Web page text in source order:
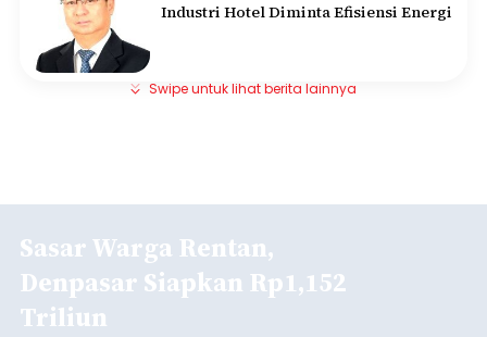
Industri Hotel Diminta Efisiensi Energi
Swipe untuk lihat berita lainnya
Sasar Warga Rentan,
Denpasar Siapkan Rp1,152
Triliun